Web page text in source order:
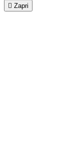
 Zapri